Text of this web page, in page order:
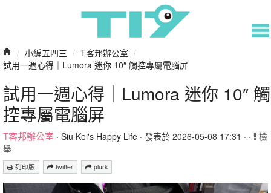
/ 小編五四三 / T客邦辦公室 /
試用一週心得｜Lumora 迷你 10″ 觸控專屬電腦屏
試用一週心得｜Lumora 迷你 10″ 觸
控專屬電腦屏
T客邦辦公室 · Siu Kei's Happy Life · 發表於 2026-05-08 17:31 · ·
檢
舉
列印版 twitter plurk